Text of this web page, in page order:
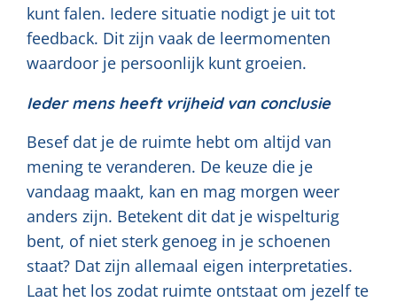
kunt falen. Iedere situatie nodigt je uit tot
feedback. Dit zijn vaak de leermomenten
waardoor je persoonlijk kunt groeien.
Ieder mens heeft vrijheid van conclusie
Besef dat je de ruimte hebt om altijd van
mening te veranderen. De keuze die je
vandaag maakt, kan en mag morgen weer
anders zijn. Betekent dit dat je wispelturig
bent, of niet sterk genoeg in je schoenen
staat? Dat zijn allemaal eigen interpretaties.
Laat het los zodat ruimte ontstaat om jezelf te